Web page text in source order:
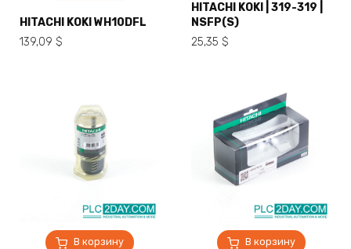
HITACHI KOKI WH10DFL
139,09 $
HITACHI KOKI | 319-319 |
NSFP(S)
25,35 $
В корзину В корзину